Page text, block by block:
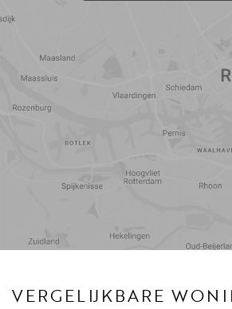
VERGELIJKBARE